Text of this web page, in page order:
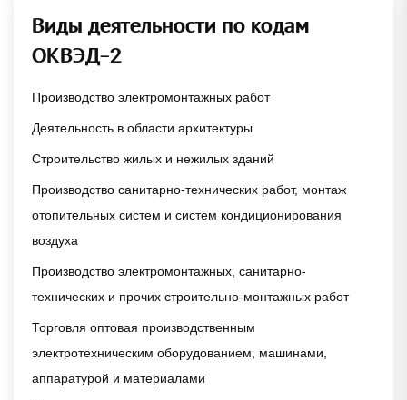
Виды деятельности по кодам
ОКВЭД-2
Производство электромонтажных работ
Деятельность в области архитектуры
Строительство жилых и нежилых зданий
Производство санитарно-технических работ, монтаж
отопительных систем и систем кондиционирования
воздуха
Производство электромонтажных, санитарно-
технических и прочих строительно-монтажных работ
Торговля оптовая производственным
электротехническим оборудованием, машинами,
аппаратурой и материалами